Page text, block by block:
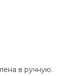
в ручную.